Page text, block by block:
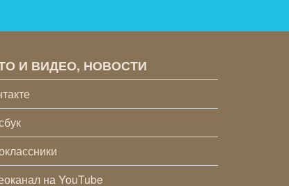
И ВИДЕО, НОВОСТИ
на YouTube